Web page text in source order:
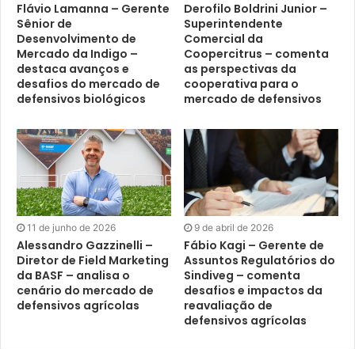
Flávio Lamanna – Gerente
Sênior de
Desenvolvimento de
Mercado da Indigo –
destaca avanços e
desafios do mercado de
defensivos biológicos
Derofilo Boldrini Junior –
Superintendente
Comercial da
Coopercitrus – comenta
as perspectivas da
cooperativa para o
mercado de defensivos
11 de junho de 2026
Alessandro Gazzinelli –
Diretor de Field Marketing
da BASF – analisa o
cenário do mercado de
defensivos agrícolas
9 de abril de 2026
Fábio Kagi – Gerente de
Assuntos Regulatórios do
Sindiveg – comenta
desafios e impactos da
reavaliação de
defensivos agrícolas